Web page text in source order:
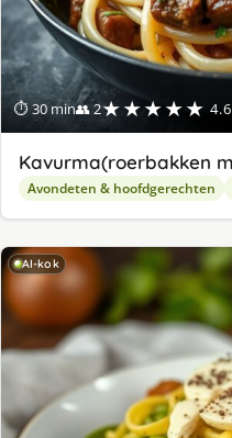
⏱ 30 min👥 2★★★★★
Kavurma(roerbakken
Avondeten & hoofdgerechten
AI-kok